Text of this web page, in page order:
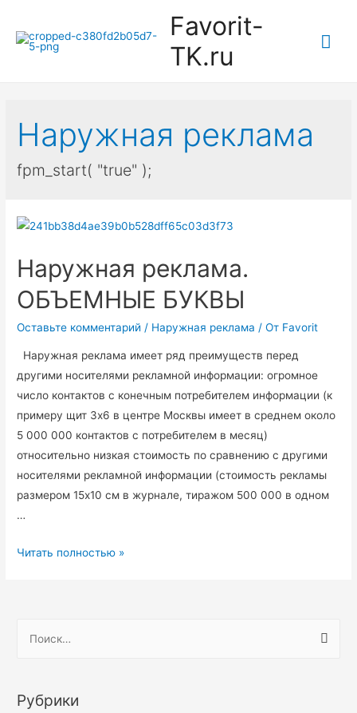
Favorit-
TK.ru
Наружная реклама
fpm_start( "true" );
Наружная реклама.
ОБЪЕМНЫЕ БУКВЫ
Оставьте комментарий / Наружная реклама / От Favorit
Наружная реклама имеет ряд преимуществ перед
другими носителями рекламной информации: огромное
число контактов с конечным потребителем информации (к
примеру щит 3х6 в центре Москвы имеет в среднем около
5 000 000 контактов с потребителем в месяц)
относительно низкая стоимость по сравнению с другими
носителями рекламной информации (стоимость рекламы
размером 15х10 см в журнале, тиражом 500 000 в одном
…
Наружная
Читать полностью »
т
Рубрики